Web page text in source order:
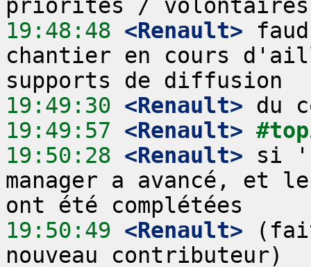
19:48:48 <Renault>
chantier en cours
19:49:30 <Renault>
19:49:57 <Renault>
19:50:28 <Renault> si
manager a avancé, et
19:50:49 <Renault>